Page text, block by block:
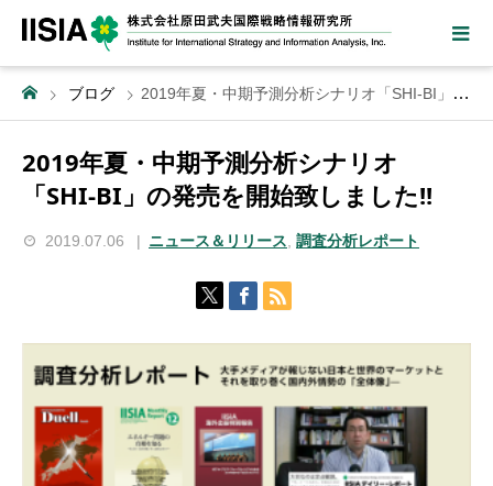
ブログ 2019年夏・中期予測分析シナリオ「SHI-BI」の発売を開始致しました!!
2019年夏・中期予測分析シナリオ
「SHI-BI」の発売を開始致しました!!
2019.07.06 ニュース＆リリース 調査分析レポート